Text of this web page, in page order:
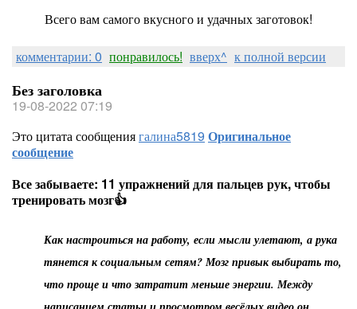
Всего вам самого вкусного и удачных заготовок!
комментарии: 0 понравилось! вверх^ к полной версии
Без заголовка
19-08-2022 07:19
Это цитата сообщениягалина5819 Оригинальное
сообщение
Все забываете: 11 упражнений для пальцев рук, чтобы
тренировать мозг👍
Как настроиться на работу, если мысли улетают, а рука
тянется к социальным сетям? Мозг привык выбирать то,
что проще и что затратит меньше энергии. Между